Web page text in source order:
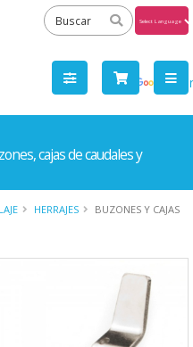
by
cajas de caudales y
HERRAJES BUZONES Y CAJAS